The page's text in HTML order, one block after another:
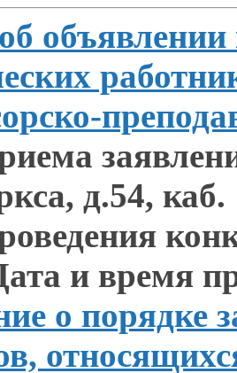
об объявлении
д.54, каб.
и время
о порядке